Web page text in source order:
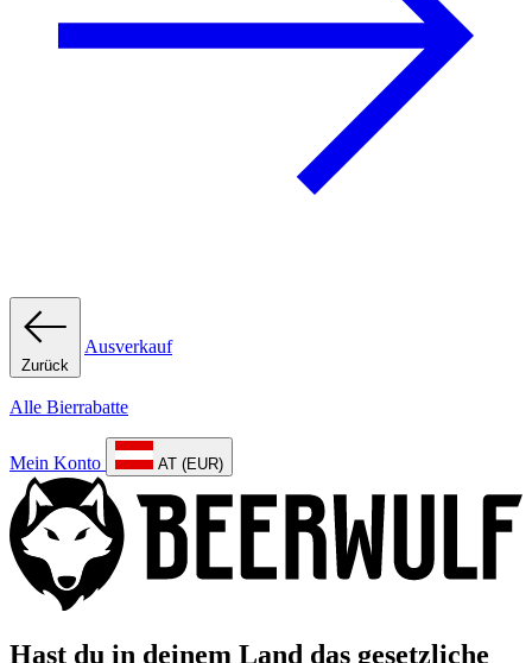
Zurück
Ausverkauf
Alle Bierrabatte
Mein Konto AT (EUR)
Hast du in deinem Land das gesetzliche